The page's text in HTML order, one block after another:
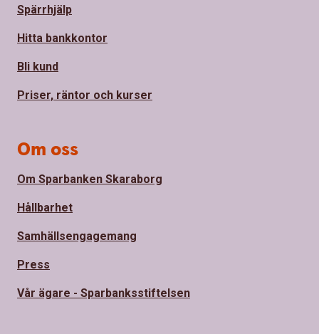
Spärrhjälp
Hitta bankkontor
Bli kund
Priser, räntor och kurser
Om oss
Om Sparbanken Skaraborg
Hållbarhet
Samhällsengagemang
Press
Vår ägare - Sparbanksstiftelsen